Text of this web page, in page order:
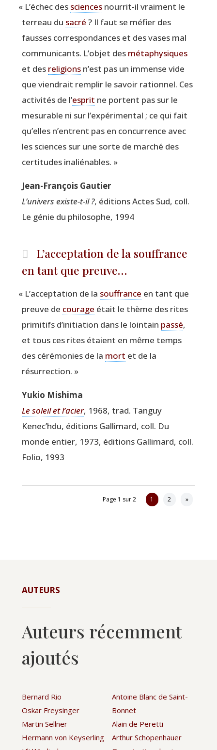
« L’échec des sciences nour­rit-il vrai­ment le
ter­reau du sacré ? Il faut se méfier des
fausses cor­res­pon­dances et des vases mal
com­mu­ni­cants. L’objet des méta­phy­siques
et des reli­gionsn’est pas un immense vide
que vien­drait rem­plir le savoir ration­nel. Ces
acti­vi­tés de l’esprit ne portent pas sur le
mesu­rable ni sur l’expérimental ; ce qui fait
qu’elles n’entrent pas en concur­rence avec
les sciences sur une sorte de mar­ché des
cer­ti­tudes inaliénables. »
Jean-Fran­çois Gautier
L’univers existe-t-il ?, édi­tions Actes Sud, coll.
Le génie du phi­lo­sophe, 1994
L’acceptation de la souffrance
en tant que preuve…
« L’acceptation de la souf­france en tant que
preuve de cou­rage était le thème des rites
pri­mi­tifs d’initiation dans le loin­tain pas­sé,
et tous ces rites étaient en même temps
des céré­mo­nies de la mort et de la
résurrection. »
Yukio Mishi­ma
Le soleil et l’a­cier, 1968, trad. Tan­guy
Kenec’h­du, édi­tions Gal­li­mard, coll. Du
monde entier, 1973, édi­tions Gal­li­mard, coll.
Folio, 1993
Page 1 sur 2 1 2 »
AUTEURS
Auteurs récemment
ajoutés
Bernard Rio
Oskar Freysinger
Martin Sellner
Hermann von Keyserling
Antoine Blanc de Saint-
Bonnet
Alain de Peretti
Arthur Schopenhauer